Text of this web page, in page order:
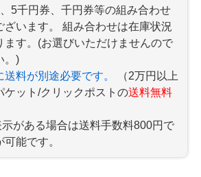
5千円券、千円券等の組み合わせ
ざいます。 組み合わせは在庫状況
ます。(お選びいただけませんので
。)
料が別途必要です。
（2万円以上
ケット/クリックポストの送料無料
がある場合は送料手数料800円で
能です。